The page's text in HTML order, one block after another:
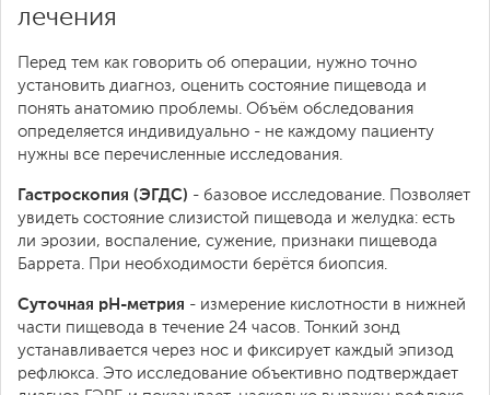
лечения
Перед тем как говорить об операции, нужно точно
установить диагноз, оценить состояние пищевода и
понять анатомию проблемы. Объём обследования
определяется индивидуально - не каждому пациенту
нужны все перечисленные исследования.
Гастроскопия (ЭГДС) - базовое исследование. Позволяет
увидеть состояние слизистой пищевода и желудка: есть
ли эрозии, воспаление, сужение, признаки пищевода
Баррета. При необходимости берётся биопсия.
Суточная pH-метрия - измерение кислотности в нижней
части пищевода в течение 24 часов. Тонкий зонд
устанавливается через нос и фиксирует каждый эпизод
рефлюкса. Это исследование объективно подтверждает